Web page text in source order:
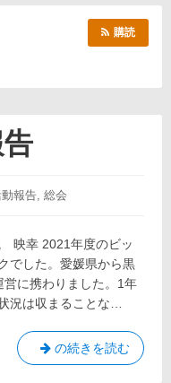
購読
:
報告, 総会
映幸 2021年度のビッ
でした。愛媛県から黒
営に携わりました。1年
況は収まることな…
2021
年
の続きを読む